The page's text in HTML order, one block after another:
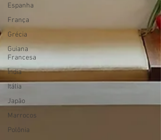
Espanha
França
Grécia
Guiana
Francesa
Índia
Itália
Japão
Marrocos
Polônia